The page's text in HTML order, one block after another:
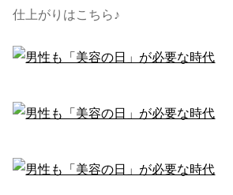
仕上がりはこちら♪